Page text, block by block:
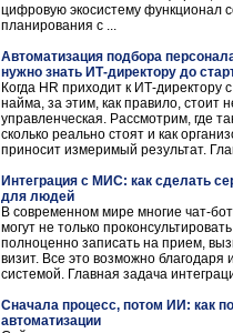
цифровую экосистему функционал
планирования с ...
Автоматизация подбора
нужно знать ИТ-директору до
Когда HR приходит к ИТ-
найма, за этим, как правило, стоит
управленческая. Рассмотрим, где
сколько реально стоят и как
приносит измеримый результат.
Интеграция с МИС: как сделать
для людей
В современном мире многие чат-
могут не только
полноценно записать на прием,
визит. Все это возможно
системой. Главная задача
Сначала процесс, потом ИИ: как
автоматизации